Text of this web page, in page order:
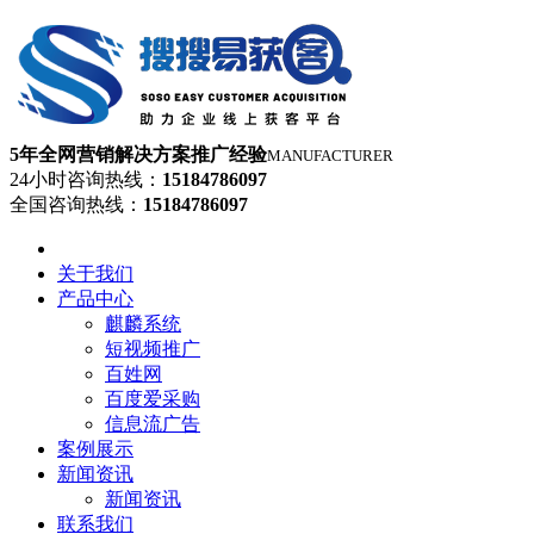
5年全网营销解决方案推广经验MANUFACTURER
24小时咨询热线： 15184786097
全国咨询热线： 15184786097
关于我们
产品中心
麒麟系统
短视频推广
百姓网
百度爱采购
信息流广告
案例展示
新闻资讯
新闻资讯
联系我们